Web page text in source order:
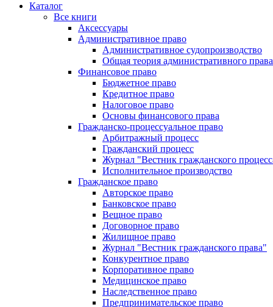
Каталог
Все книги
Аксессуары
Административное право
Административное судопроизводство
Общая теория административного права
Финансовое право
Бюджетное право
Кредитное право
Налоговое право
Основы финансового права
Гражданско-процессуальное право
Арбитражный процесс
Гражданский процесс
Журнал "Вестник гражданского
Исполнительное производство
Гражданское право
Авторское право
Банковское право
Вещное право
Договорное право
Жилищное право
Журнал "Вестник гражданского права"
Конкурентное право
Корпоративное право
Медицинское право
Наследственное право
Предпринимательское право